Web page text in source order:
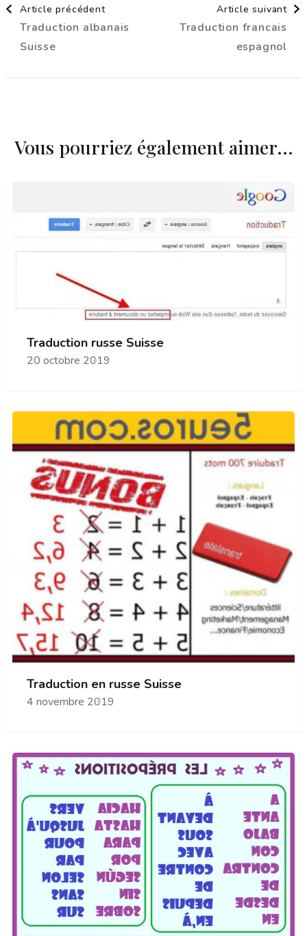
d'article
Article précédent
Traduction albanais
Suisse
Article suivant
Traduction francais
espagnol
Vous pourriez également aimer...
Traduction russe Suisse
20 octobre 2019
Traduction en russe Suisse
4 novembre 2019